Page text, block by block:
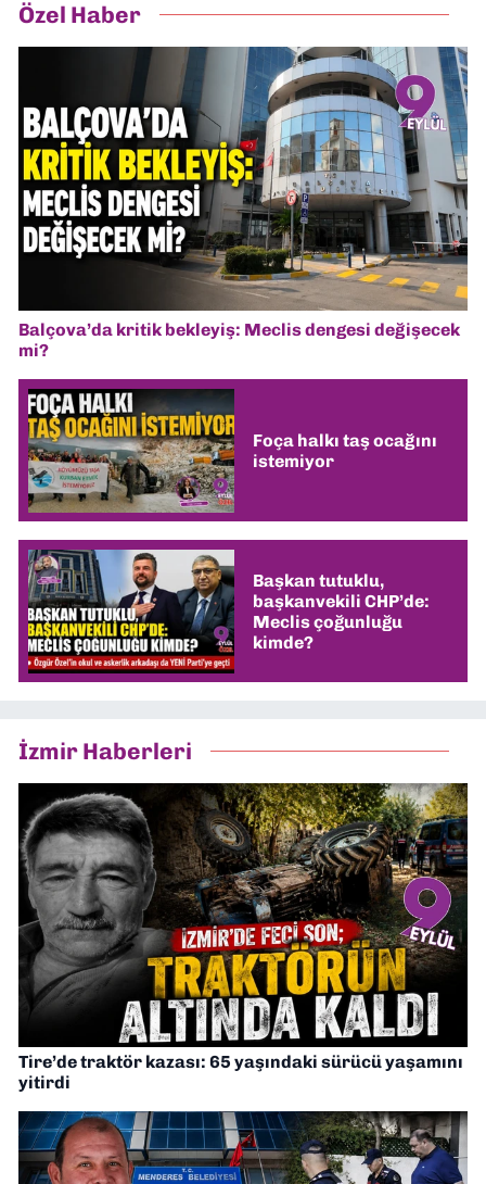
Özel Haber
Balçova’da kritik bekleyiş: Meclis dengesi değişecek
mi?
Foça halkı taş ocağını
istemiyor
Başkan tutuklu,
başkanvekili CHP’de:
Meclis çoğunluğu
kimde?
İzmir Haberleri
Tire’de traktör kazası: 65 yaşındaki sürücü yaşamını
yitirdi